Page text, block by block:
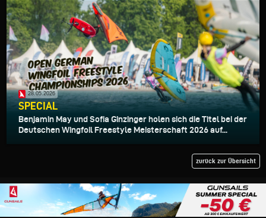
28.05.2026
SPECIAL
Benjamin May und Sofia Ginzinger holen sich die Titel bei der
Deutschen Wingfoil Freestyle Meisterschaft 2026 auf...
zurück zur Übersicht